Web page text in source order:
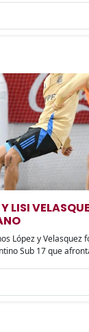
LISI
López y Velasquez
Sub 17 que